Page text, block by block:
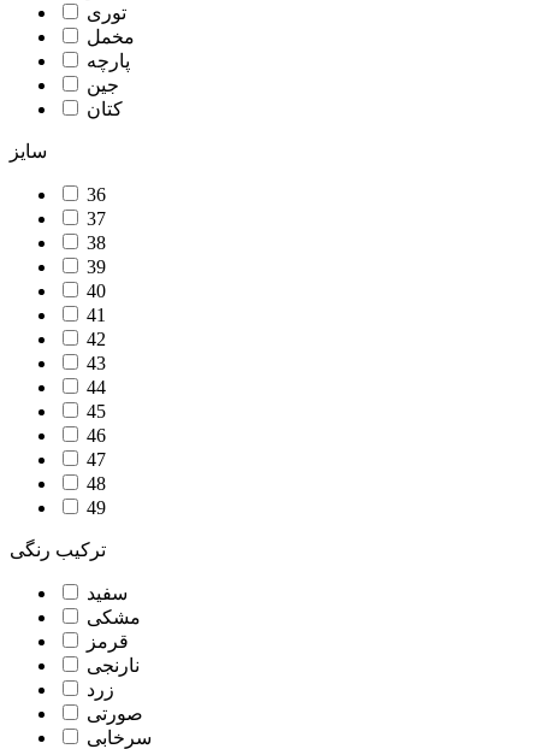
توری
مخمل
پارچه
جین
کتان
سایز
36
37
38
39
40
41
42
43
44
45
46
47
48
49
ترکیب رنگی
سفید
مشکی
قرمز
نارنجی
زرد
صورتی
سرخابی